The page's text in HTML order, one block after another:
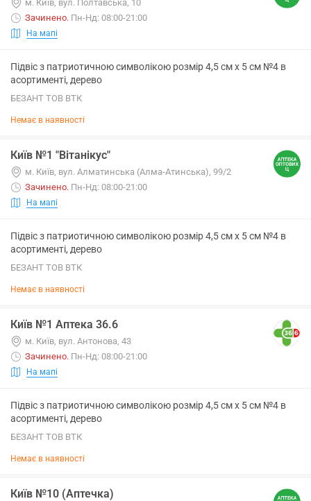
м. Київ, вул. Полтавська, 10
Зачинено. Пн-Нд: 08:00-21:00
На мапі
Підвіс з патриотичною символікою розмір 4,5 см х 5 см №4 в
асортименті, дерево
БЕЗАНТ ТОВ ВТК
Немає в наявності
Київ №1 "Вітанікус"
м. Київ, вул. Алматинська (Алма-Атинська), 99/2
Зачинено. Пн-Нд: 08:00-21:00
На мапі
Підвіс з патриотичною символікою розмір 4,5 см х 5 см №4 в
асортименті, дерево
БЕЗАНТ ТОВ ВТК
Немає в наявності
Київ №1 Аптека 36.6
м. Київ, вул. Антонова, 43
Зачинено. Пн-Нд: 08:00-21:00
На мапі
Підвіс з патриотичною символікою розмір 4,5 см х 5 см №4 в
асортименті, дерево
БЕЗАНТ ТОВ ВТК
Немає в наявності
Київ №10 (Аптечка)